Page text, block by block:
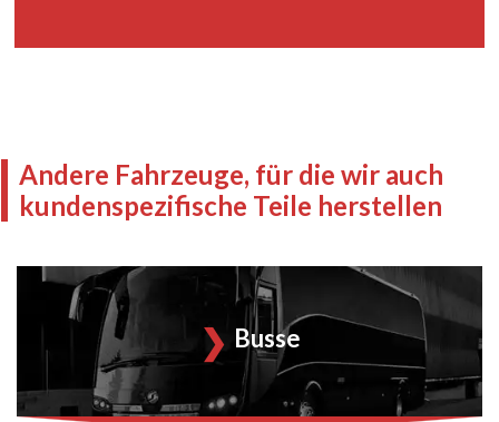
Andere Fahrzeuge, für die wir auch
kundenspezifische Teile herstellen
Busse